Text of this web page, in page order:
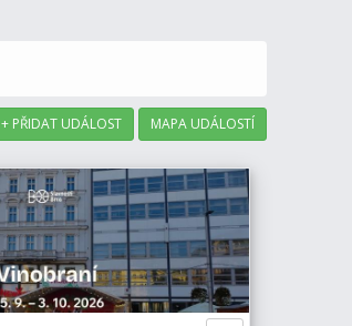
+ PŘIDAT UDÁLOST MAPA UDÁLOSTÍ